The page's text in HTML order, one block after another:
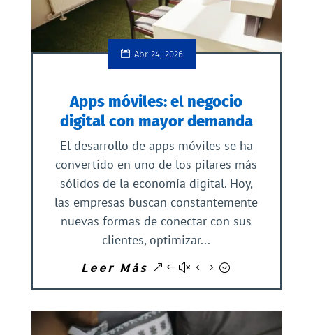
Abr 24, 2026
Apps móviles: el negocio
digital con mayor demanda
El desarrollo de apps móviles se ha
convertido en uno de los pilares más
sólidos de la economía digital. Hoy,
las empresas buscan constantemente
nuevas formas de conectar con sus
clientes, optimizar...
Leer Más